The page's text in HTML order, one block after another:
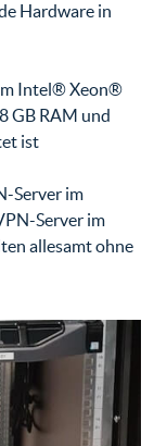
Hardware in
Intel® Xeon®
GB RAM und
ist
Server im
Server im
allesamt ohne